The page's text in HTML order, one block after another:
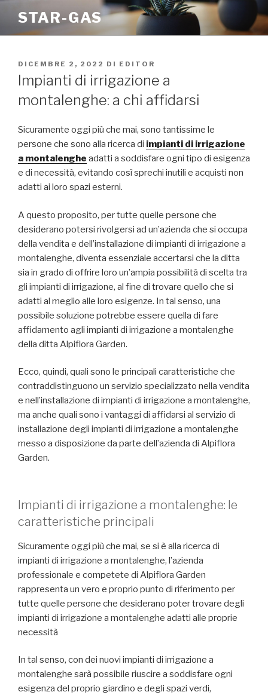
contenuto
STAR-GAS
PUBBLICATO
IL
DICEMBRE 2, 2022 DI EDITOR
Impianti di irrigazione a
montalenghe: a chi affidarsi
Sicuramente oggi più che mai, sono tantissime le
persone che sono alla ricerca di impianti di irrigazione
a montalenghe adatti a soddisfare ogni tipo di esigenza
e di necessità, evitando così sprechi inutili e acquisti non
adatti ai loro spazi esterni.
A questo proposito, per tutte quelle persone che
desiderano potersi rivolgersi ad un’azienda che si occupa
della vendita e dell’installazione di impianti di irrigazione a
montalenghe, diventa essenziale accertarsi che la ditta
sia in grado di offrire loro un’ampia possibilità di scelta tra
gli impianti di irrigazione, al fine di trovare quello che si
adatti al meglio alle loro esigenze. In tal senso, una
possibile soluzione potrebbe essere quella di fare
affidamento agli impianti di irrigazione a montalenghe
della ditta Alpiflora Garden.
Ecco, quindi, quali sono le principali caratteristiche che
contraddistinguono un servizio specializzato nella vendita
e nell’installazione di impianti di irrigazione a montalenghe,
ma anche quali sono i vantaggi di affidarsi al servizio di
installazione degli impianti di irrigazione a montalenghe
messo a disposizione da parte dell’azienda di Alpiflora
Garden.
Impianti di irrigazione a montalenghe: le
caratteristiche principali
Sicuramente oggi più che mai, se si è alla ricerca di
impianti di irrigazione a montalenghe, l’azienda
professionale e competete di Alpiflora Garden
rappresenta un vero e proprio punto di riferimento per
tutte quelle persone che desiderano poter trovare degli
impianti di irrigazione a montalenghe adatti alle proprie
necessità
In tal senso, con dei nuovi impianti di irrigazione a
montalenghe sarà possibile riuscire a soddisfare ogni
esigenza del proprio giardino e degli spazi verdi,